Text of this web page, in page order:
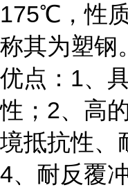
175℃，性
称其为塑钢。
优点：1、
性；2、高
境抵抗性、
4、耐反覆